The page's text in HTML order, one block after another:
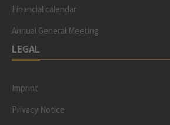
Financial calendar
Annual General Meeting
LEGAL
Imprint
Privacy Notice